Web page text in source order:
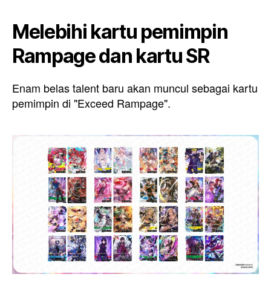
Melebihi kartu pemimpin
Rampage dan kartu SR
Enam belas talent baru akan muncul sebagai kartu
pemimpin di "Exceed Rampage".